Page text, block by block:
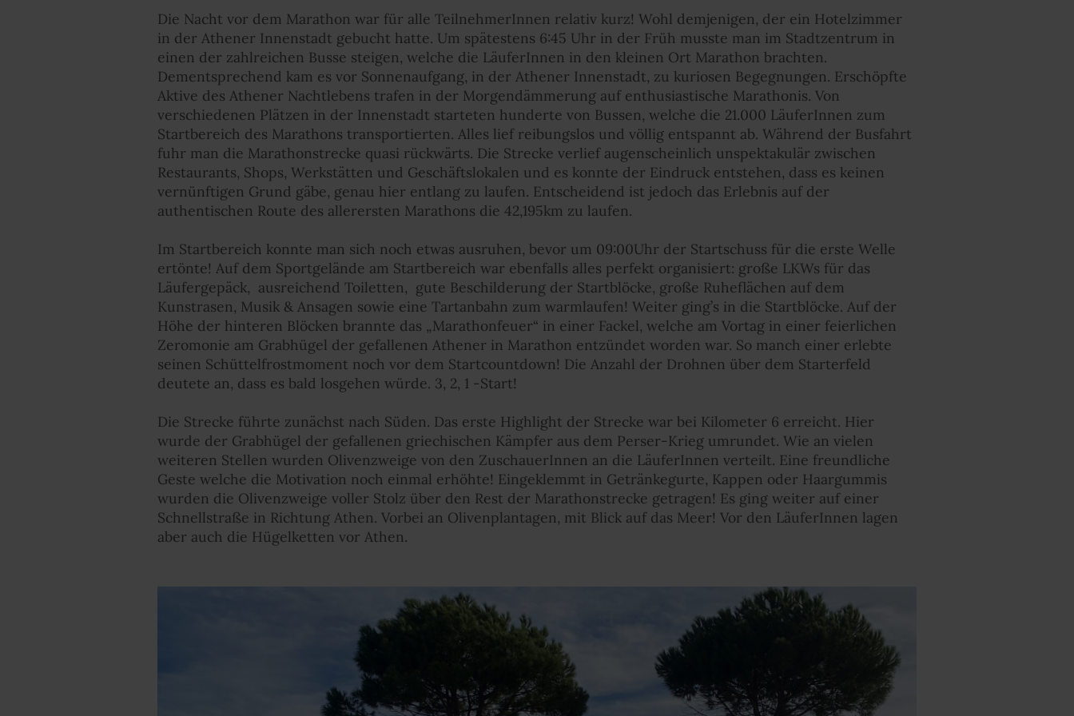
Die Nacht vor dem Marathon war für alle TeilnehmerInnen relativ kurz! Wohl demjenigen, der ein Hotelzimmer
in der Athener Innenstadt gebucht hatte. Um spätestens 6:45 Uhr in der Früh musste man im Stadtzentrum in
einen der zahlreichen Busse steigen, welche die LäuferInnen in den kleinen Ort Marathon brachten.
Dementsprechend kam es vor Sonnenaufgang, in der Athener Innenstadt, zu kuriosen Begegnungen. Erschöpfte
Aktive des Athener Nachtlebens trafen in der Morgendämmerung auf enthusiastische Marathonis. Von
verschiedenen Plätzen in der Innenstadt starteten hunderte von Bussen, welche die 21.000 LäuferInnen zum
Startbereich des Marathons transportierten. Alles lief reibungslos und völlig entspannt ab. Während der Busfahrt
fuhr man die Marathonstrecke quasi rückwärts. Die Strecke verlief augenscheinlich unspektakulär zwischen
Restaurants, Shops, Werkstätten und Geschäftslokalen und es konnte der Eindruck entstehen, dass es keinen
vernünftigen Grund gäbe, genau hier entlang zu laufen. Entscheidend ist jedoch das Erlebnis auf der
authentischen Route des allerersten Marathons die 42,195km zu laufen.
Im Startbereich konnte man sich noch etwas ausruhen, bevor um 09:00Uhr der Startschuss für die erste Welle
ertönte! Auf dem Sportgelände am Startbereich war ebenfalls alles perfekt organisiert: große LKWs für das
Läufergepäck, ausreichend Toiletten, gute Beschilderung der Startblöcke, große Ruheflächen auf dem
Kunstrasen, Musik & Ansagen sowie eine Tartanbahn zum warmlaufen! Weiter ging’s in die Startblöcke. Auf der
Höhe der hinteren Blöcken brannte das „Marathonfeuer“ in einer Fackel, welche am Vortag in einer feierlichen
Zeromonie am Grabhügel der gefallenen Athener in Marathon entzündet worden war. So manch einer erlebte
seinen Schüttelfrostmoment noch vor dem Startcountdown! Die Anzahl der Drohnen über dem Starterfeld
deutete an, dass es bald losgehen würde. 3, 2, 1 -Start!
Die Strecke führte zunächst nach Süden. Das erste Highlight der Strecke war bei Kilometer 6 erreicht. Hier
wurde der Grabhügel der gefallenen griechischen Kämpfer aus dem Perser-Krieg umrundet. Wie an vielen
weiteren Stellen wurden Olivenzweige von den ZuschauerInnen an die LäuferInnen verteilt. Eine freundliche
Geste welche die Motivation noch einmal erhöhte! Eingeklemmt in Getränkegurte, Kappen oder Haargummis
wurden die Olivenzweige voller Stolz über den Rest der Marathonstrecke getragen! Es ging weiter auf einer
Schnellstraße in Richtung Athen. Vorbei an Olivenplantagen, mit Blick auf das Meer! Vor den LäuferInnen lagen
aber auch die Hügelketten vor Athen.